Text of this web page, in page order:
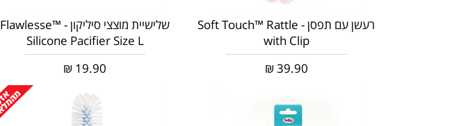
רעשן עם תפסן - Soft Touch™ Rattle
with Clip
39.90
₪
שלישיית מוצצי סיליקון - Flawlesse™
Silicone Pacifier Size L
19.90
₪